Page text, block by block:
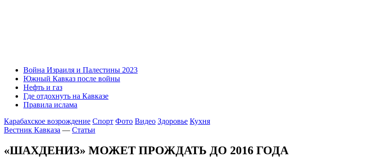
Война Израиля и Палестины 2023
Южный Кавказ после войны
Нефть и газ
Где отдохнуть на Кавказе
Правила ислама
Карабахское возрождение Спорт Фото Видео Здоровье Кухня
Вестник Кавказа — Статьи
«ШАХДЕНИЗ» МОЖЕТ ПРОЖДАТЬ ДО 2016 ГОДА